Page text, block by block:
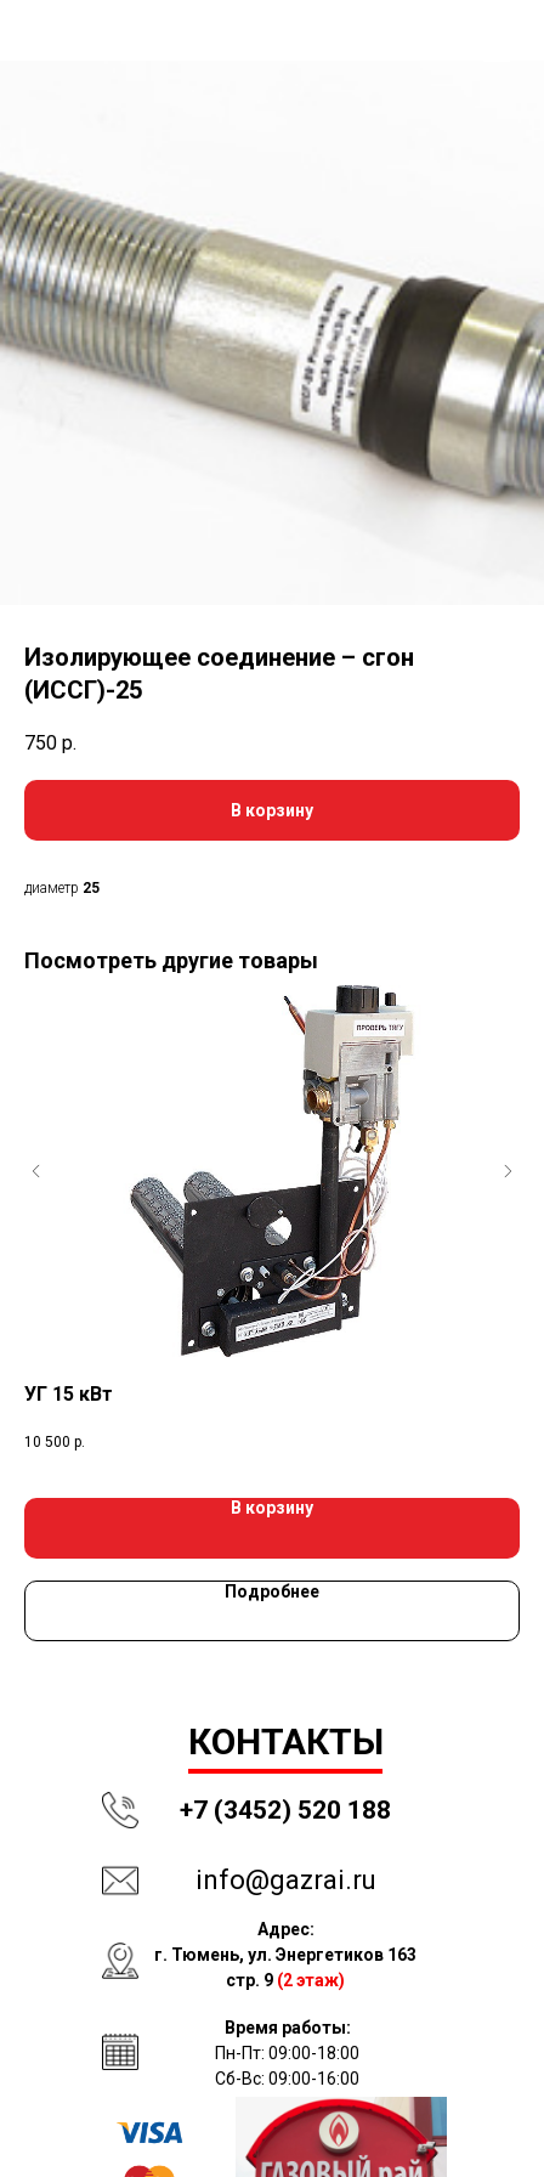
Изолирующее соединение – сгон
(ИССГ)-25
750 р.
В корзину
диаметр 25
Посмотреть другие товары
УГ 15 кВт
10 500 р.
В корзину
Подробнее
КОНТАКТЫ
+7 (3452) 520 188
info@gazrai.ru
Время работы:
Пн-Пт: 09:00-18:00
Сб-Вс: 09:00-16:00
Адрес:
г. Тюмень, ул. Энергетиков 163
стр. 9 (2 этаж)